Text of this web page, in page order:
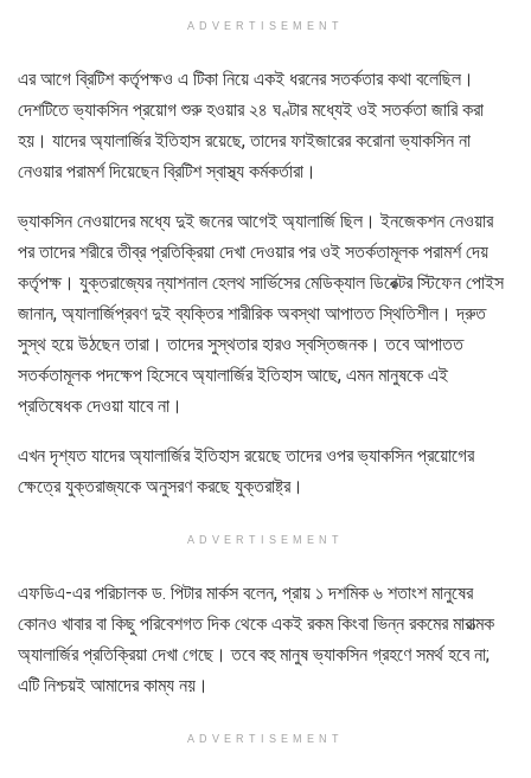
ADVERTISEMENT
এর আগে ব্রিটিশ কর্তৃপক্ষও এ টিকা নিয়ে একই ধরনের সতর্কতার কথা বলেছিল।
দেশটিতে ভ্যাকসিন প্রয়োগ শুরু হওয়ার ২৪ ঘণ্টার মধ্যেই ওই সতর্কতা জারি করা
হয়। যাদের অ্যালার্জির ইতিহাস রয়েছে, তাদের ফাইজারের করোনা ভ্যাকসিন না
নেওয়ার পরামর্শ দিয়েছেন ব্রিটিশ স্বাস্থ্য কর্মকর্তারা।
ভ্যাকসিন নেওয়াদের মধ্যে দুই জনের আগেই অ্যালার্জি ছিল। ইনজেকশন নেওয়ার
পর তাদের শরীরে তীব্র প্রতিক্রিয়া দেখা দেওয়ার পর ওই সতর্কতামূলক পরামর্শ দেয়
কর্তৃপক্ষ। যুক্তরাজ্যের ন্যাশনাল হেলথ সার্ভিসের মেডিক্যাল ডিরেক্টর স্টিফেন পোইস
জানান, অ্যালার্জিপ্রবণ দুই ব্যক্তির শারীরিক অবস্থা আপাতত স্থিতিশীল। দ্রুত
সুস্থ হয়ে উঠছেন তারা। তাদের সুস্থতার হারও স্বস্তিজনক। তবে আপাতত
সতর্কতামূলক পদক্ষেপ হিসেবে অ্যালার্জির ইতিহাস আছে, এমন মানুষকে এই
প্রতিষেধক দেওয়া যাবে না।
এখন দৃশ্যত যাদের অ্যালার্জির ইতিহাস রয়েছে তাদের ওপর ভ্যাকসিন প্রয়োগের
ক্ষেত্রে যুক্তরাজ্যকে অনুসরণ করছে যুক্তরাষ্ট্র।
ADVERTISEMENT
এফডিএ-এর পরিচালক ড. পিটার মার্কস বলেন, প্রায় ১ দশমিক ৬ শতাংশ মানুষের
কোনও খাবার বা কিছু পরিবেশগত দিক থেকে একই রকম কিংবা ভিন্ন রকমের মারাত্মক
অ্যালার্জির প্রতিক্রিয়া দেখা গেছে। তবে বহু মানুষ ভ্যাকসিন গ্রহণে সমর্থ হবে না;
এটি নিশ্চয়ই আমাদের কাম্য নয়।
ADVERTISEMENT